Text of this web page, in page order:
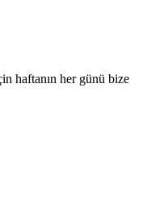
haftanın her günü bize